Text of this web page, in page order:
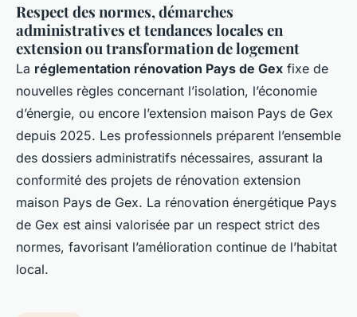
Respect des normes, démarches
administratives et tendances locales en
extension ou transformation de logement
La réglementation rénovation Pays de Gex fixe de
nouvelles règles concernant l’isolation, l’économie
d’énergie, ou encore l’extension maison Pays de Gex
depuis 2025. Les professionnels préparent l’ensemble
des dossiers administratifs nécessaires, assurant la
conformité des projets de rénovation extension
maison Pays de Gex. La rénovation énergétique Pays
de Gex est ainsi valorisée par un respect strict des
normes, favorisant l’amélioration continue de l’habitat
local.